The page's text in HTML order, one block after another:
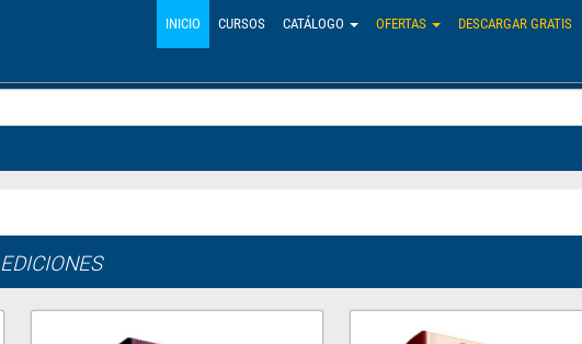
INICIO CURSOS CATÁLOGO OFERTAS DESCARGAR GRATIS
EDICIONES